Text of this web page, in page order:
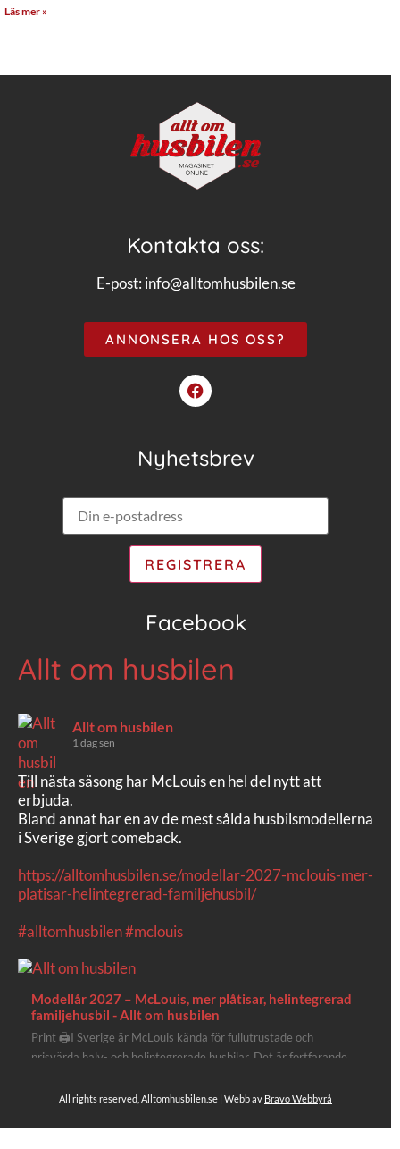
Läs mer »
Kontakta oss:
E-post: info@alltomhusbilen.se
ANNONSERA HOS OSS?
Nyhetsbrev
Facebook
Allt om husbilen
Allt om husbilen
1 dag sen
Till nästa säsong har McLouis en hel del nytt att
erbjuda.
Bland annat har en av de mest sålda husbilsmodellerna
i Sverige gjort comeback.
https://alltomhusbilen.se/modellar-2027-mclouis-mer-
platisar-helintegrerad-familjehusbil/
#alltomhusbilen#mclouis
Modellår 2027 – McLouis, mer plåtisar, helintegrerad
familjehusbil - Allt om husbilen
Print 🖨I Sverige är McLouis kända för fullutrustade och
prisvärda halv- och helintegrerade husbilar. Det är fortfarande
plåtisutbud lite extra kärlek med hela 3 nya utrustningsnivåer.
All rights reserved, Alltomhusbilen.se | Webb av Bravo Webbyrå